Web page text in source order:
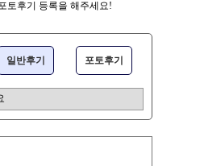
토후기 등록을 해주세요!
일반후기 포토후기